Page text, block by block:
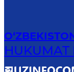
HUKUMAT